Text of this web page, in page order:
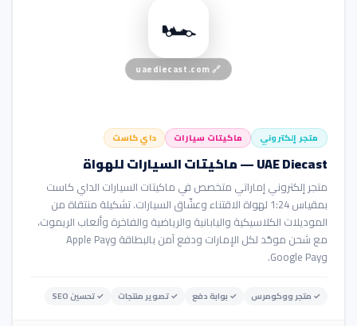
🏎️
🔗
uaediecast.com
متجر إلكتروني ماكيتات سيارات داي كاست
UAE Diecast — ماكيتات السيارات للهواة
متجر إلكتروني إماراتي متخصص في ماكيتات السيارات الداي كاست
بمقياس 1:24 لهواة الاقتناء وعشّاق السيارات. تشكيلة منتقاة من
الموديلات الكلاسيكية واليابانية والرياضية والفاخرة وألعاب الريموت،
مع شحن موحّد لكل الإمارات ودفع آمن بالبطاقة وApple Pay
وGoogle Pay.
✓ متجر ووكومرس ✓ بوابة دفع ✓تصوير منتجات ✓تحسين SEO